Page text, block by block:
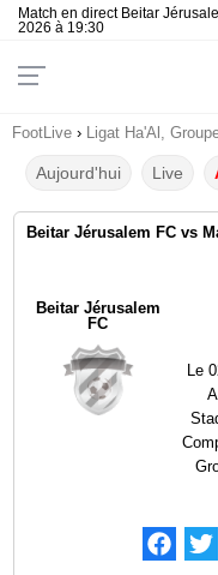
Match en direct Beitar
2026 à 19:30
FootLive › Ligat Ha'Al,
Aujourd'hui Live
Beitar Jérusalem FC vs
Beitar Jérusalem
FC
Le